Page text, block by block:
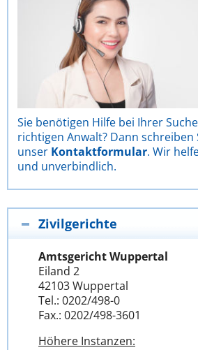
Sie benötigen Hilfe bei Ihrer
richtigen Anwalt? Dann schreiben
unser Kontaktformular. Wir
und unverbindlich.
Zivilgerichte
Amtsgericht Wuppertal
Eiland 2
42103 Wuppertal
Tel.: 0202/498-0
Fax.: 0202/498-3601
Höhere Instanzen: